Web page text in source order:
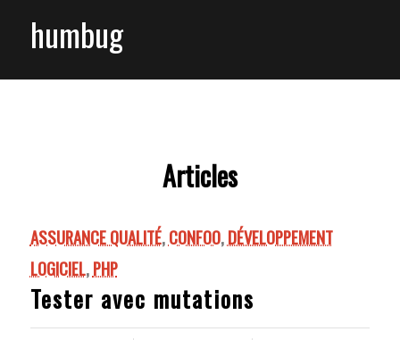
humbug
Articles
ASSURANCE QUALITÉ,CONFOO,DÉVELOPPEMENT
LOGICIEL,PHP
Tester avec mutations